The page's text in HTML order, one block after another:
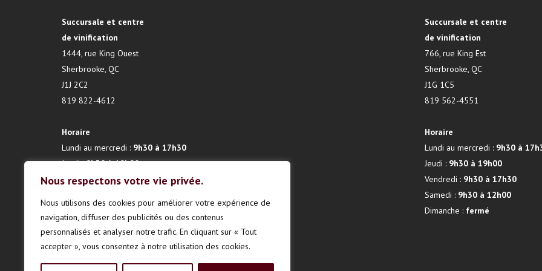
Nous respectons votre vie privée.
Nous utilisons des cookies pour améliorer votre expérience de
navigation, diffuser des publicités ou des contenus
personnalisés et analyser notre trafic. En cliquant sur « Tout
accepter », vous consentez à notre utilisation des cookies.
Succursale et centre
de vinification
1444, rue King Ouest
Sherbrooke, QC
J1J 2C2
819 822-4612
Horaire
Lundi au mercredi : 9h30 à 17h30
Jeudi :9h30 à 19h00
Vendredi :9h30 à 17h30
Succursale et centre
de vinification
766, rue King Est
Sherbrooke, QC
J1G 1C5
819 562-4551
Horaire
Lundi au mercredi : 9h30 à
Jeudi : 9h30 à 19h00
Vendredi : 9h30 à 17h30
Samedi : 9h30 à 12h00
Dimanche : fermé